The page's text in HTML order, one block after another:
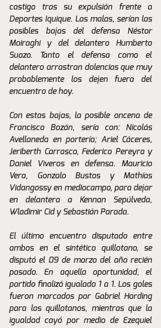
castigo tras su expulsión frente a
Deportes Iquique. Las malas, serían las
posibles bajas del defensa Néstor
Moiraghi y del delantero Humberto
Suazo. Tanto el defensa como el
delantero arrastran dolencias que muy
probablemente los dejen fuera del
encuentro de hoy.
Con estas bajas, la posible oncena de
Francisco Bozán, sería con: Nicolás
Avellaneda en portería; Ariel Cáceres,
Jeriberth Carrasco, Federico Pereyra y
Daniel Viveros en defensa. Mauricio
Vera, Gonzalo Bustos y Mathías
Vidangossy en mediocampo, para dejar
en delantera a Kennan Sepúlveda,
Wladimir Cid y Sebastián Parada.
El último encuentro disputado entre
ambos en el sintético quillotano, se
disputó el 09 de marzo del año recién
pasado. En aquella oportunidad, el
partido finalizó igualado 1 a 1. Los goles
fueron marcados por Gabriel Harding
para los quillotanos, mientras que la
igualdad cayó por medio de Ezequiel